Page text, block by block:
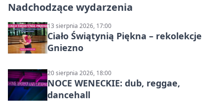
Nadchodzące wydarzenia
13 sierpnia 2026, 17:00
Ciało Świątynią Piękna – rekolekcje
Gniezno
20 sierpnia 2026, 18:00
NOCE WENECKIE: dub, reggae,
dancehall